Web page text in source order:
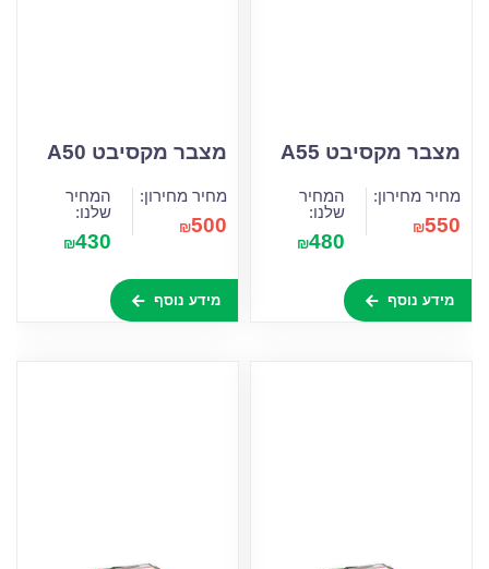
מצבר מקסיבט A55
מחיר מחירון:
₪550
המחיר
שלנו:
₪480
מידע נוסף
מצבר מקסיבט A50
מחיר מחירון:
₪500
המחיר
שלנו:
₪430
מידע נוסף